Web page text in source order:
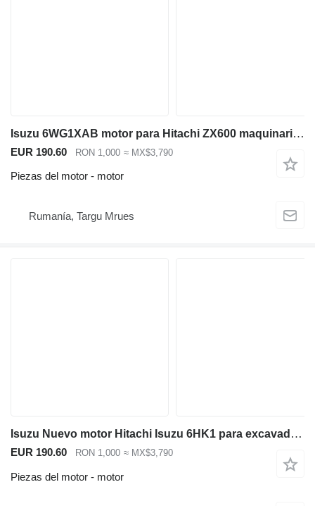
Isuzu 6WG1XAB motor para Hitachi ZX600 maquinaria de construcción
EUR 190.60 RON 1,000 ≈ MX$3,790
Piezas del motor - motor
Rumanía, Targu Mrues
Isuzu Nuevo motor Hitachi Isuzu 6HK1 para excavadoras ZX330, ZX350 y ZX400. para Hitachi ZX330 ZX350 ZX400 excavadora
EUR 190.60 RON 1,000 ≈ MX$3,790
Piezas del motor - motor